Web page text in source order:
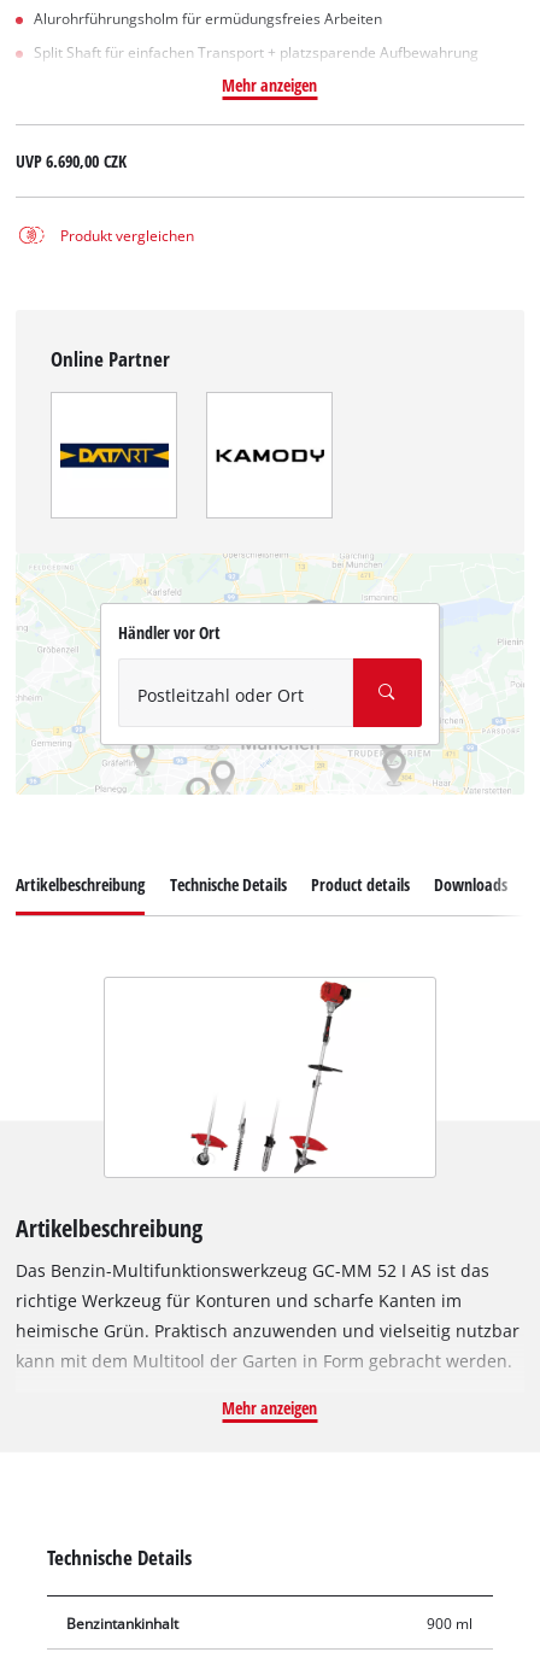
Alurohrführungsholm für ermüdungsfreies Arbeiten
Split Shaft für einfachen Transport + platzsparende Aufbewahrung
Mehr anzeigen
UVP6.690,00 CZK
Produkt vergleichen
Online Partner
Händler vor Ort
Postleitzahl oder Ort
Artikelbeschreibung Technische Details Product details Downloads
Artikelbeschreibung
Das Benzin-Multifunktionswerkzeug GC-MM 52 I AS ist das
richtige Werkzeug für Konturen und scharfe Kanten im
heimische Grün. Praktisch anzuwenden und vielseitig nutzbar
kann mit dem Multitool der Garten in Form gebracht werden.
Einsatzmöglichkeiten dank kabellosem Arbeiten ist das
digital und gewährleistet einen stabilen Motorlauf. Der
Handgriff des Multifunktionswerkzeugs ist mit allen
Bedienelementen ausgestattet, der Alurohr-Führungsholm
Mehr anzeigen
Technische Details
Benzintankinhalt 900 ml